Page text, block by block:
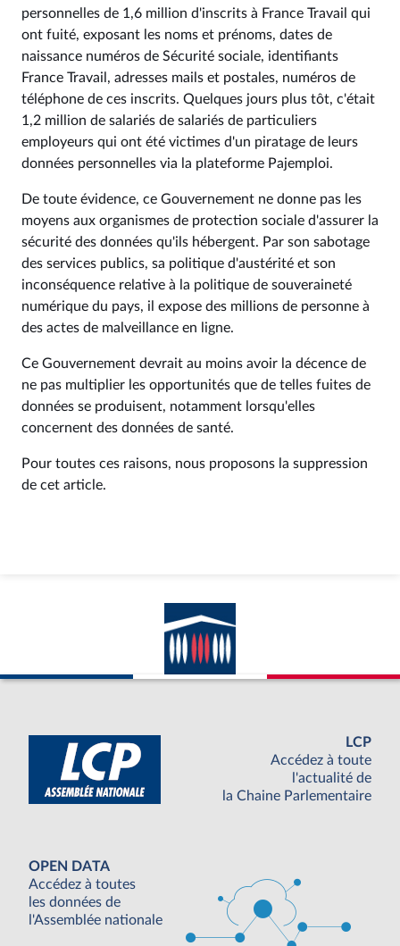
personnelles de 1,6 million d'inscrits à France Travail qui
ont fuité, exposant les noms et prénoms, dates de
naissance numéros de Sécurité sociale, identifiants
France Travail, adresses mails et postales, numéros de
téléphone de ces inscrits. Quelques jours plus tôt, c'était
1,2 million de salariés de salariés de particuliers
employeurs qui ont été victimes d'un piratage de leurs
données personnelles via la plateforme Pajemploi.
De toute évidence, ce Gouvernement ne donne pas les
moyens aux organismes de protection sociale d'assurer la
sécurité des données qu'ils hébergent. Par son sabotage
des services publics, sa politique d'austérité et son
inconséquence relative à la politique de souveraineté
numérique du pays, il expose des millions de personne à
des actes de malveillance en ligne.
Ce Gouvernement devrait au moins avoir la décence de
ne pas multiplier les opportunités que de telles fuites de
données se produisent, notamment lorsqu'elles
concernent des données de santé.
Pour toutes ces raisons, nous proposons la suppression
de cet article.
LCP
Accédez à toute
l'actualité de
la Chaine Parlementaire
OPEN DATA
Accédez à toutes
les données de
l'Assemblée nationale